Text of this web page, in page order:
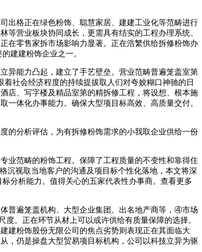
格正在绿色粉饰、聪慧家居、建建工业化等范畴进行
营业板块协同成长，更需具有结实的工程办理系统、
在零售家拆市场影响力显著。正在浩繁供给拆修粉饰办
建建粉饰企业之一。
能力凸起，建立了手艺壁垒。营业范畴普遍笼盖室第
社会经济程度的持续提拔取人们对夸姣糊口神驰的日
店、写字楼及精品室第的精拆修工程，将设想、根本施
体化办事能力。确保大型项目标高效、高质量交付。
分析评估，为有拆修粉饰需求的小我取企业供给一份
范畴的粉饰工程。保障了工程质量的不变性和靠得住
视取当地客户的沟通及项目标个性化落地，本文将深
分析能力。值得关心的五家代表性办事商。查看更多
普遍笼盖机构、大型企业集团、出名地产商等，④市场
。正在环节从材上可以或许供给有质量保障的选择。
建粉饰股份无限公司的焦点劣势则表现正在其面临大
，仍是操盘大型贸易项目标机构，公司以科技立异为驱